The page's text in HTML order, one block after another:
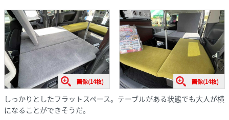
画像(14枚) 画像(14枚)
しっかりとしたフラットスペース。テーブルがある状態でも大人が横
になることができそうだ。